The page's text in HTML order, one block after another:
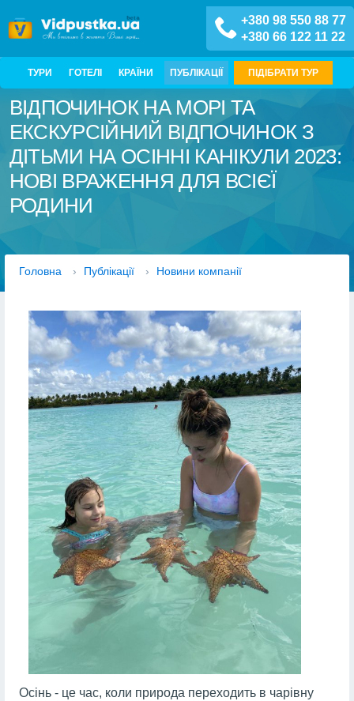
+380 98 550 88 77
+380 66 122 11 22
ТУРИ ГОТЕЛІ КРАЇНИ ПУБЛІКАЦІЇ ПІДІБРАТИ ТУР
ВІДПОЧИНОК НА МОРІ ТА
ЕКСКУРСІЙНИЙ ВІДПОЧИНОК З
ДІТЬМИ НА ОСІННІ КАНІКУЛИ 2023:
НОВІ ВРАЖЕННЯ ДЛЯ ВСІЄЇ
РОДИНИ
Головна › Публікації › Новини компанії
Осінь - це час, коли природа переходить в чарівну